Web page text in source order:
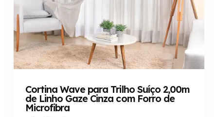
Cortina Wave para Trilho Suíço 2,00m
de Linho Gaze Cinza com Forro de
Microfibra